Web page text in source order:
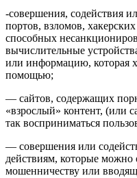
-совершения, содействия
портов, взломов,
способных
вычислительные
или информацию, которая
помощью;
— сайтов, содержащих
«взрослый» контент, (или
так восприниматься
— совершения или
действиям, которые можно
мошенничеству или